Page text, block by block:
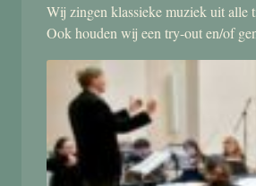
Wij zingen klassieke muziek uit alle
Ook houden wij een try-out en/of